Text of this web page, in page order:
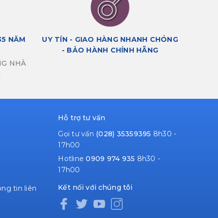
NĂM
NHÀ
UY TÍN - GIAO HÀNG NHANH CHÓNG
- BẢO HÀNH CHÍNH HÃNG
tin liên
Hỗ trợ tư vấn
Gọi tư vấn (028) 35359395 8h30 -
17h00
Hotline0909 974 935 8h30 -
17h00
Kết nối với chúng tôi